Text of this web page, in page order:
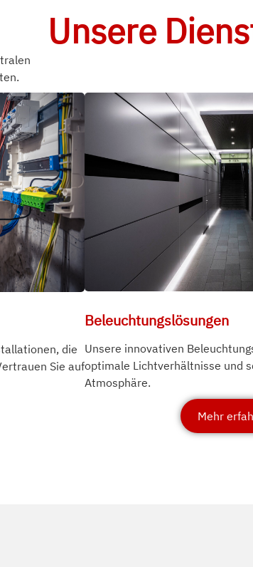
Unsere
die
Sie auf
Beleuchtungslösungen
Unsere innovativen
optimale Lichtverhältnisse und
Atmosphäre.
Mehr